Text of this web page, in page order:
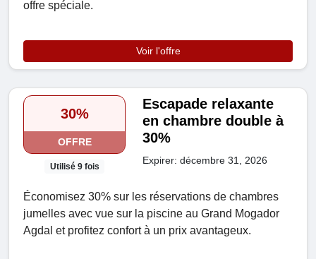
offre spéciale.
Voir l'offre
30%
OFFRE
Utilisé 9 fois
Escapade relaxante
en chambre double à
30%
Expirer: décembre 31, 2026
Économisez 30% sur les réservations de chambres
jumelles avec vue sur la piscine au Grand Mogador
Agdal et profitez confort à un prix avantageux.